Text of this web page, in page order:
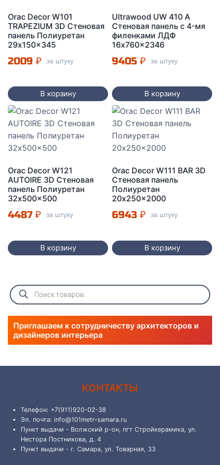
Orac Decor W101
TRAPEZIUM 3D Стеновая
панель Полиуретан
29x150x345
2009 ₽ за штуку
В корзину
Ultrawood UW 410 А
Стеновая панель c 4-мя
филенками ЛДФ
16x760x2346
9405 ₽ за штуку
В корзину
Orac Decor W121
AUTOIRE 3D Стеновая
панель Полиуретан
32x500x500
4487 ₽ за штуку
В корзину
Orac Decor W111 BAR 3D
Стеновая панель
Полиуретан
20x250x2000
6943 ₽ за штуку
В корзину
Поиск
товаров
Приглашаем к сотрудничеству архитекторов и
дизайнеров интерьера
КОНТАКТЫ
Телефон: +7(911)920-02-38
Эл. почта: info@101metr-samara.ru
Пункт выдачи - Волжский р-он, пгт Стройкерамика, ул.
Нестора Постникова, д. 4
Пункт выдачи - г. Самара, ул. Товарная, 33